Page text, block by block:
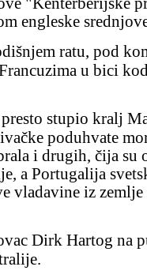
engleske
u bici
poduhvate
i drugih, čija su
a Portugalija
vladavine iz